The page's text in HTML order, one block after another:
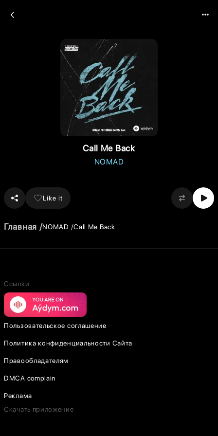
Call Me Back
NOMAD
Like it
Главная NOMAD Call Me Back
Ссылки
Пользовательское соглашение
Политика конфиденциальности Сайта
Правообладателям
DMCA complain
Реклама
Скачать приложение